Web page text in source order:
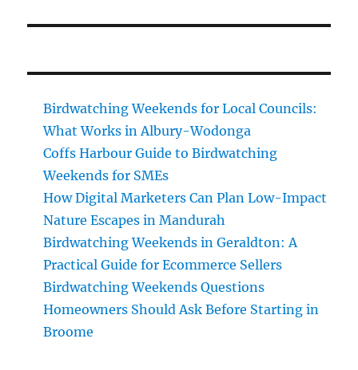
Birdwatching Weekends for Local Councils:
What Works in Albury-Wodonga
Coffs Harbour Guide to Birdwatching
Weekends for SMEs
How Digital Marketers Can Plan Low-Impact
Nature Escapes in Mandurah
Birdwatching Weekends in Geraldton: A
Practical Guide for Ecommerce Sellers
Birdwatching Weekends Questions
Homeowners Should Ask Before Starting in
Broome